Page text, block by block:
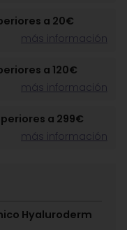
a 20€
más información
a 120€
más información
a 299€
más información
Hyaluroderm